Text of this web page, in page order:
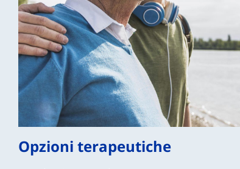
Pazienti e Famiglie
Opzioni terapeutiche